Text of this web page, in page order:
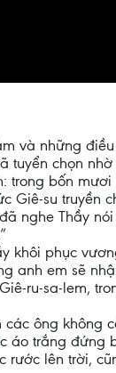
và những
chọn
trong bốn
Giê-su truyền
nghe Thầy
phục
anh em sẽ
ru-sa-lem,
ông không
trắng đứng
lên trời,